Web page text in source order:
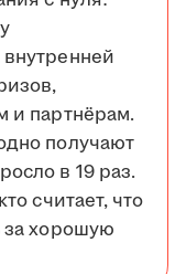
и партнёрам.
получают
в 19 раз.
считает, что
за хорошую